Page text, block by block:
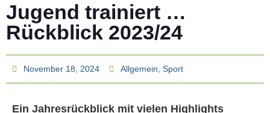
Jugend trainiert …
Rückblick 2023/24
November 18, 2024 Allgemein Sport
Ein Jahresrückblick mit vielen Highlights